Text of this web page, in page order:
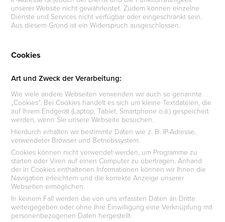
unserer Website nicht gewährleistet. Zudem können einzelne
Dienste und Services nicht verfügbar oder eingeschränkt sein.
Aus diesem Grund ist ein Widerspruch ausgeschlossen.
Cookies
Art und Zweck der Verarbeitung:
Wie viele andere Webseiten verwenden wir auch so genannte
„Cookies“. Bei Cookies handelt es sich um kleine Textdateien, die
auf Ihrem Endgerät (Laptop, Tablet, Smartphone o.ä.) gespeichert
werden, wenn Sie unsere Webseite besuchen.
Hierdurch erhalten wir bestimmte Daten wie z. B. IP-Adresse,
verwendeter Browser und Betriebssystem.
Cookies können nicht verwendet werden, um Programme zu
starten oder Viren auf einen Computer zu übertragen. Anhand
der in Cookies enthaltenen Informationen können wir Ihnen die
Navigation erleichtern und die korrekte Anzeige unserer
Webseiten ermöglichen.
In keinem Fall werden die von uns erfassten Daten an Dritte
weitergegeben oder ohne Ihre Einwilligung eine Verknüpfung mit
personenbezogenen Daten hergestellt.